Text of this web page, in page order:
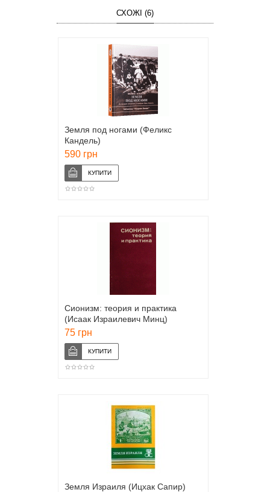
СХОЖІ (6)
Земля под ногами (Феликс
Кандель)
590 грн
Сионизм: теория и практика
(Исаак Израилевич Минц)
75 грн
Земля Израиля (Ицхак Сапир)